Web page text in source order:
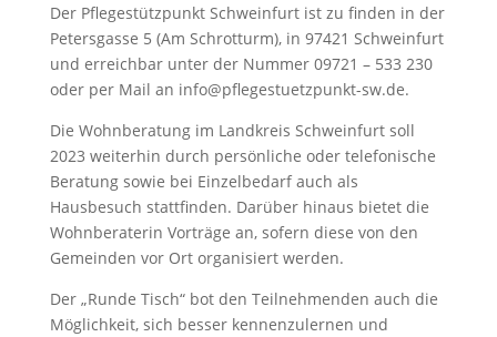
Der Pflegestützpunkt Schweinfurt ist zu finden in der
Petersgasse 5 (Am Schrotturm), in 97421 Schweinfurt
und erreichbar unter der Nummer 09721 – 533 230
oder per Mail an info@pflegestuetzpunkt-sw.de.
Die Wohnberatung im Landkreis Schweinfurt soll
2023 weiterhin durch persönliche oder telefonische
Beratung sowie bei Einzelbedarf auch als
Hausbesuch stattfinden. Darüber hinaus bietet die
Wohnberaterin Vorträge an, sofern diese von den
Gemeinden vor Ort organisiert werden.
Der „Runde Tisch“ bot den Teilnehmenden auch die
Möglichkeit, sich besser kennenzulernen und